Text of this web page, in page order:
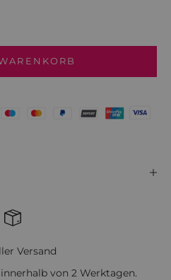
Versand
von 2 Werktagen.